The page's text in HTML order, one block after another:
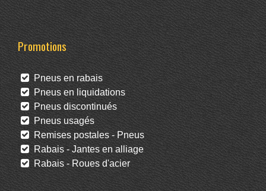
Promotions
Pneus en rabais
Pneus en liquidations
Pneus discontinués
Pneus usagés
Remises postales - Pneus
Rabais - Jantes en alliage
Rabais - Roues d'acier